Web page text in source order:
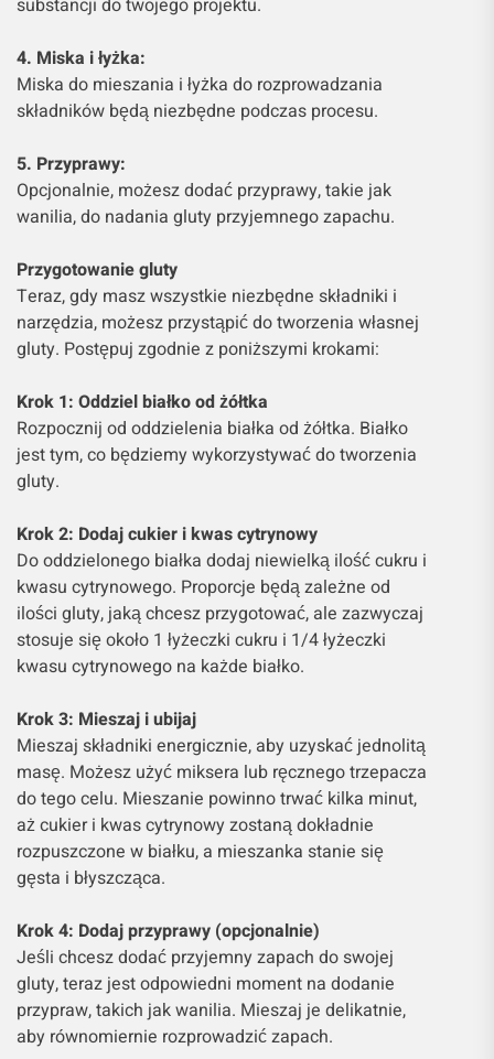
substancji do twojego projektu.
4. Miska i łyżka:
Miska do mieszania i łyżka do rozprowadzania
składników będą niezbędne podczas procesu.
5. Przyprawy:
Opcjonalnie, możesz dodać przyprawy, takie jak
wanilia, do nadania gluty przyjemnego zapachu.
Przygotowanie gluty
Teraz, gdy masz wszystkie niezbędne składniki i
narzędzia, możesz przystąpić do tworzenia własnej
gluty. Postępuj zgodnie z poniższymi krokami:
Krok 1: Oddziel białko od żółtka
Rozpocznij od oddzielenia białka od żółtka. Białko
jest tym, co będziemy wykorzystywać do tworzenia
gluty.
Krok 2: Dodaj cukier i kwas cytrynowy
Do oddzielonego białka dodaj niewielką ilość cukru i
kwasu cytrynowego. Proporcje będą zależne od
ilości gluty, jaką chcesz przygotować, ale zazwyczaj
stosuje się około 1 łyżeczki cukru i 1/4 łyżeczki
kwasu cytrynowego na każde białko.
Krok 3: Mieszaj i ubijaj
Mieszaj składniki energicznie, aby uzyskać jednolitą
masę. Możesz użyć miksera lub ręcznego trzepacza
do tego celu. Mieszanie powinno trwać kilka minut,
aż cukier i kwas cytrynowy zostaną dokładnie
rozpuszczone w białku, a mieszanka stanie się
gęsta i błyszcząca.
Krok 4: Dodaj przyprawy (opcjonalnie)
Jeśli chcesz dodać przyjemny zapach do swojej
gluty, teraz jest odpowiedni moment na dodanie
przypraw, takich jak wanilia. Mieszaj je delikatnie,
aby równomiernie rozprowadzić zapach.